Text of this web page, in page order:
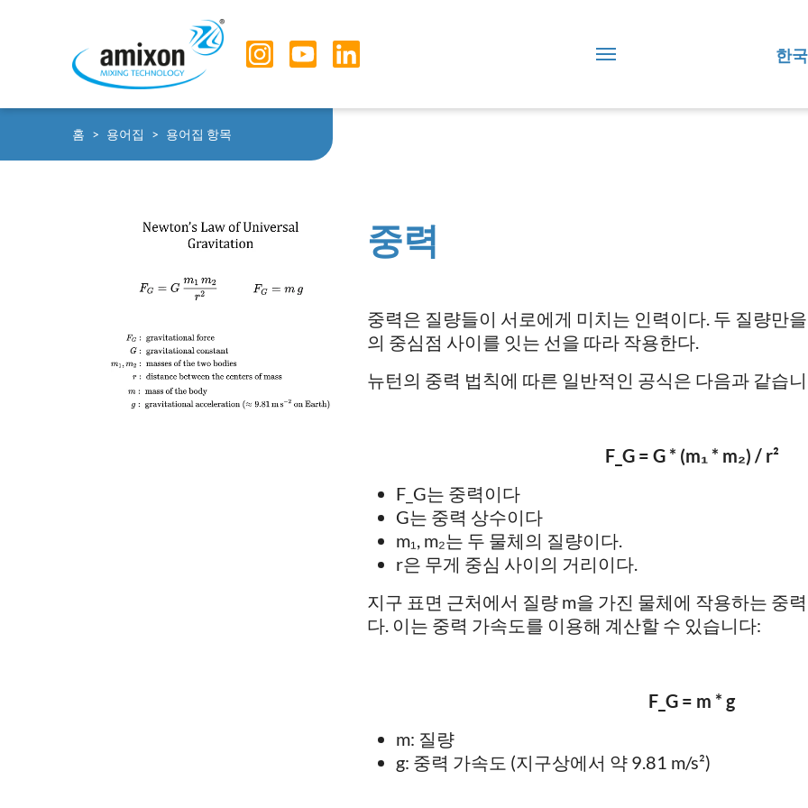
한
You are here:
홈 용어집 용어집 항목
중력
중력은 질량들이 서로에게 미치는 인력이다. 두 질량만
의 중심점 사이를 잇는 선을 따라 작용한다.
뉴턴의 중력 법칙에 따른 일반적인 공식은 다음과 같습
F_G = G * (m₁ * m₂) / r²
F_G는 중력이다
G는 중력 상수이다
m₁, m₂는 두 물체의 질량이다.
r은 무게 중심 사이의 거리이다.
지구 표면 근처에서 질량 m을 가진 물체에 작용하는 중
다. 이는 중력 가속도를 이용해 계산할 수 있습니다:
F_G = m * g
m: 질량
g: 중력 가속도 (지구상에서 약 9.81 m/s²)